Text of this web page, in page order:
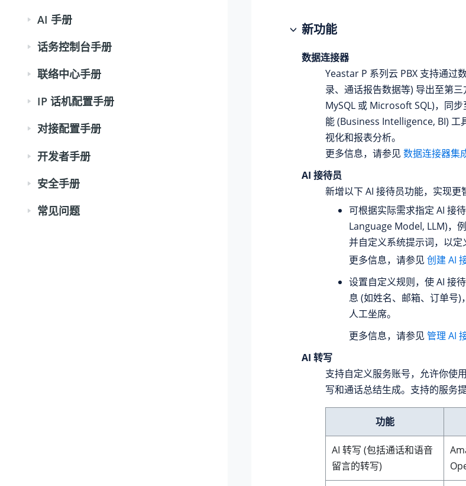
AI 手册
话务控制台手册
联络中心手册
IP 话机配置手册
对接配置手册
开发者手册
安全手册
常见问题
新功能
数据连接器
Yeastar P 系列云 PBX 支持通过
录、通话报告数据等) 导出至第三
MySQL 或 Microsoft SQL)，同
能 (Business Intelligence, BI) 工
视化和报表分析。
更多信息，请参见 数据连接器集
AI 接待员
新增以下 AI 接待员功能，实现更
可根据实际需求指定 AI 接
Language Model, LLM)，
并自定义系统提示词，以定
更多信息，请参见 创建 AI
设置自定义规则，使 AI 接
息 (如姓名、邮箱、订单号
人工坐席。
更多信息，请参见 管理 AI
AI 转写
支持自定义服务账号，允许你使
写和通话总结生成。支持的服务提
功能
AI 转写 (包括通话和语音
留言的转写)